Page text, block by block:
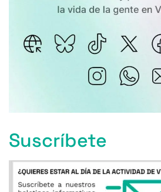
Suscríbete